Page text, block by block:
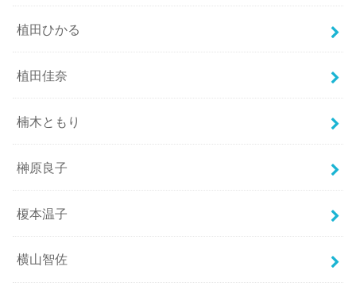
植田ひかる
植田佳奈
楠木ともり
榊原良子
榎本温子
横山智佐